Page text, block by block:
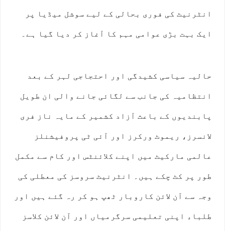
انٹرنیٹ کی فوری بحالی کے لیے سوشل میڈیا پر
ایک بہت بڑی عوامی مہم کا آغاز کر دیا گیا ہے۔
حالیہ سیاسی کشیدگی اور احتجاجی لہر کے بعد
انتظامیہ کی جانب سے لگائی جانے والی ان طویل
پابندیوں کے باعث آزاد کشمیر کے مایہ ناز فری
لانسرز، ریموٹ ورکرز اور آئی ٹی پروفیشنلز
عالمی مارکیٹ میں اپنے کلائنٹس اور کام سے مکمل
طور پر کٹ چکے ہیں۔ انٹرنیٹ سروسز کی معطلی کی
وجہ سے آن لائن کاروبار ٹھپ ہو کر رہ گئے ہیں اور
طلباء اپنی تعلیمی سرگرمیاں اور آن لائن کلاسز